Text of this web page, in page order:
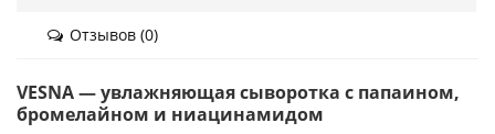
Отзывов (0)
VESNA — увлажняющая сыворотка с папаином,
бромелайном и ниацинамидом